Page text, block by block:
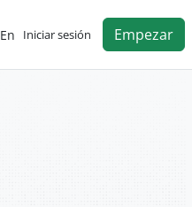
En Iniciar sesión Empezar